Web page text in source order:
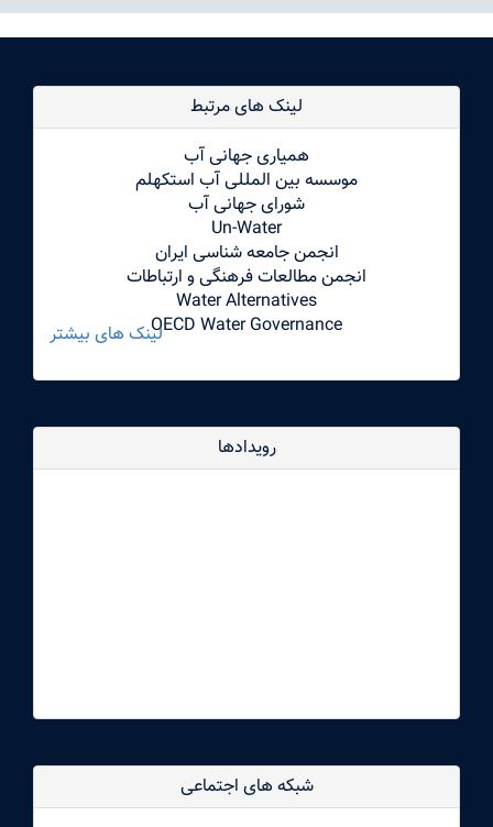
لینک های مرتبط
همیاری جهانی آب
موسسه بین المللی آب استکهلم
شورای جهانی آب
Un-Water
انجمن جامعه شناسی ایران
انجمن مطالعات فرهنگی و ارتباطات
Water Alternatives
OECD Water Governanceلینک های بیشتر
رویدادها
شبکه های اجتماعی